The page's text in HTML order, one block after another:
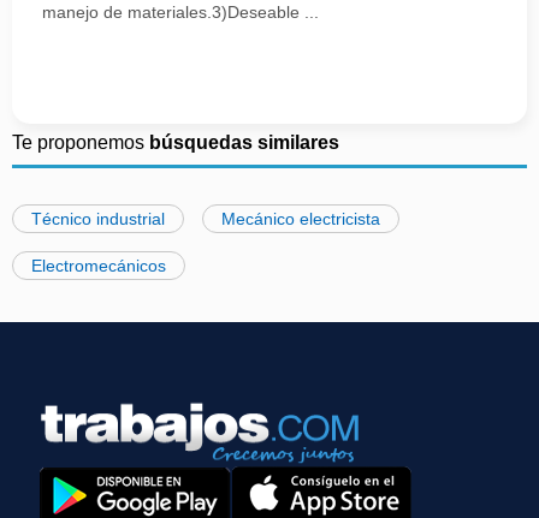
manejo de materiales.3)Deseable ...
Te proponemos búsquedas similares
Técnico industrial Mecánico electricista
Electromecánicos